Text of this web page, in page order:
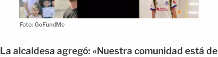
Foto: GoFundMe
La alcaldesa agregó: «Nuestra comunidad está de